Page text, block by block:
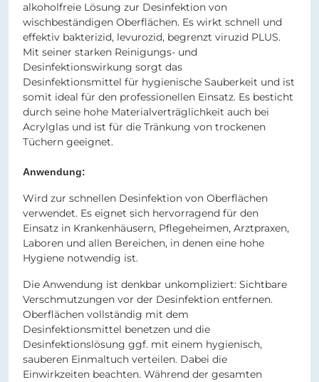
alkoholfreie Lösung zur Desinfektion von
wischbeständigen Oberflächen. Es wirkt schnell und
effektiv bakterizid, levurozid, begrenzt viruzid PLUS.
Mit seiner starken Reinigungs- und
Desinfektionswirkung sorgt das
Desinfektionsmittel für hygienische Sauberkeit und ist
somit ideal für den professionellen Einsatz. Es besticht
durch seine hohe Materialverträglichkeit auch bei
Acrylglas und ist für die Tränkung von trockenen
Tüchern geeignet.
Anwendung:
Wird zur schnellen Desinfektion von Oberflächen
verwendet. Es eignet sich hervorragend für den
Einsatz in Krankenhäusern, Pflegeheimen, Arztpraxen,
Laboren und allen Bereichen, in denen eine hohe
Hygiene notwendig ist.
Die Anwendung ist denkbar unkompliziert: Sichtbare
Verschmutzungen vor der Desinfektion entfernen.
Oberflächen vollständig mit dem
Desinfektionsmittel benetzen und die
Desinfektionslösung ggf. mit einem hygienisch,
sauberen Einmaltuch verteilen. Dabei die
Einwirkzeiten beachten. Während der gesamten